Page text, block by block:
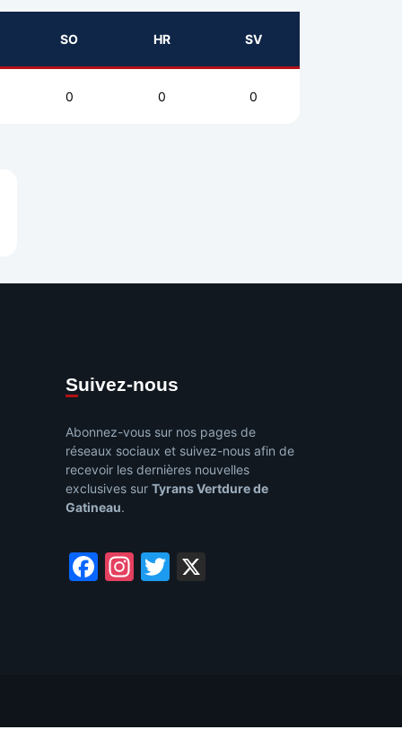
SO HR SV
0 0 0
Suivez-nous
Abonnez-vous sur nos pages de
réseaux sociaux et suivez-nous afin de
recevoir les dernières nouvelles
exclusives sur Tyrans Vertdure de
Gatineau.
Facebook
Instagram
Twitter